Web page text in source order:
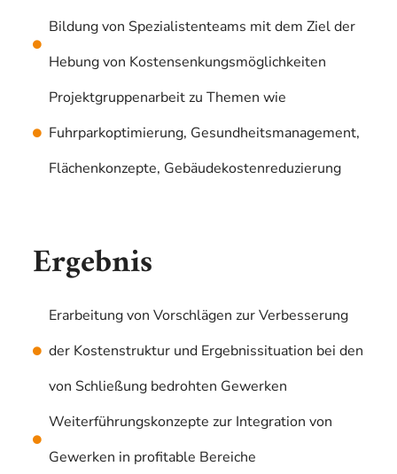
Bildung von Spezialistenteams mit dem Ziel der
Hebung von Kostensenkungsmöglichkeiten
Projektgruppenarbeit zu Themen wie
Fuhrparkoptimierung, Gesundheitsmanagement,
Flächenkonzepte, Gebäudekostenreduzierung
Ergebnis
Erarbeitung von Vorschlägen zur Verbesserung
der Kostenstruktur und Ergebnissituation bei den
von Schließung bedrohten Gewerken
Weiterführungskonzepte zur Integration von
Gewerken in profitable Bereiche